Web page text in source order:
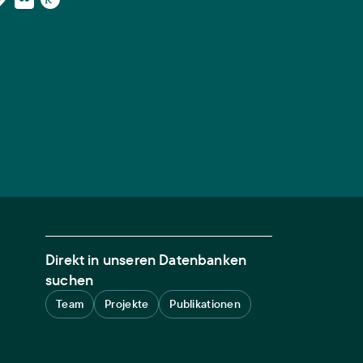
Direkt in unseren Datenbanken
suchen
Team Projekte Publikationen